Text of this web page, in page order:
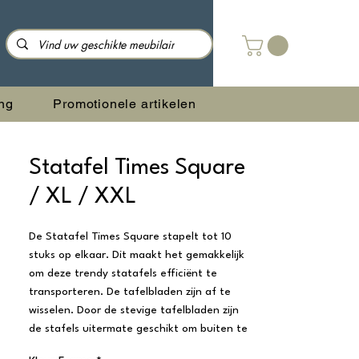
Promotionele artikelen
Statafel Times Square
/ XL / XXL
De Statafel Times Square stapelt tot 10
stuks op elkaar. Dit maakt het gemakkelijk
om deze trendy statafels efficiënt te
transporteren. De tafelbladen zijn af te
wisselen. Door de stevige tafelbladen zijn
de stafels uitermate geschikt om buiten te